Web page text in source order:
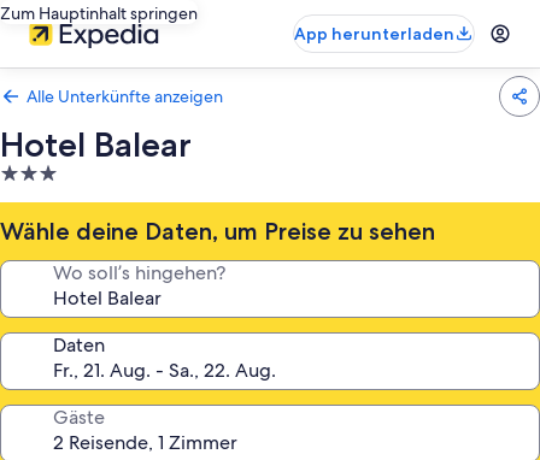
Zum Hauptinhalt springen
App herunterladen
Alle Unterkünfte anzeigen
Hotel Balear
3.0-
Sterne-
Unterkunft
Wähle deine Daten, um Preise zu sehen
Wo soll’s hingehen?
Daten
Gäste